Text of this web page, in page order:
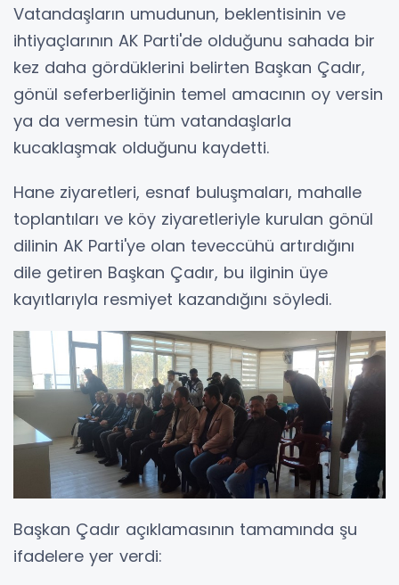
Vatandaşların umudunun, beklentisinin ve
ihtiyaçlarının AK Parti'de olduğunu sahada bir
kez daha gördüklerini belirten Başkan Çadır,
gönül seferberliğinin temel amacının oy versin
ya da vermesin tüm vatandaşlarla
kucaklaşmak olduğunu kaydetti.
Hane ziyaretleri, esnaf buluşmaları, mahalle
toplantıları ve köy ziyaretleriyle kurulan gönül
dilinin AK Parti'ye olan teveccühü artırdığını
dile getiren Başkan Çadır, bu ilginin üye
kayıtlarıyla resmiyet kazandığını söyledi.
Başkan Çadır açıklamasının tamamında şu
ifadelere yer verdi: